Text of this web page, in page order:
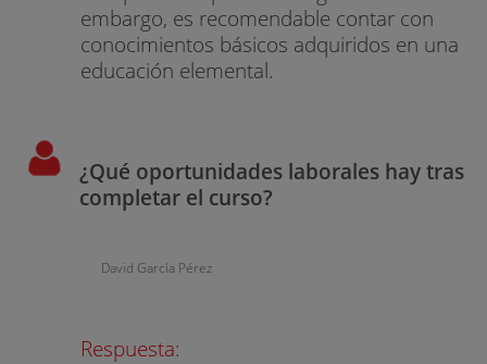
embargo, es recomendable contar con
conocimientos básicos adquiridos en una
educación elemental.
¿Qué oportunidades laborales hay tras
completar el curso?
David García Pérez
Respuesta: